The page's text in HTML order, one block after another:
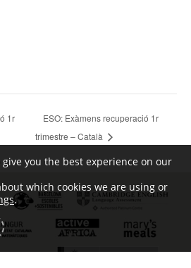
1r
ESO: Exàmens recuperació 1r
trimestre – Català
you the best experience on our
which cookies we are using or
.